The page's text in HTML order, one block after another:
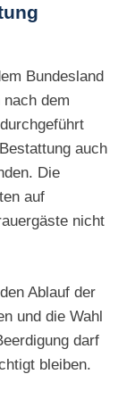
Bundesland
dem
auch
Die
auf
nicht
Ablauf der
und die Wahl
darf
bleiben.